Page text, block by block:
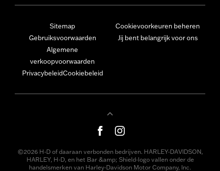
Sitemap
Gebruiksvoorwaarden
Algemene
verkoopvoorwaarden
PrivacybeleidCookiebeleid
Cookievoorkeuren beheren
Jij bent belangrijk voor ons
©2026 H-D of daaraan verbonden bedrijven. HARLEY-DAVIDSON,
HARLEY, H-D, en het Bar &amp; Shield-logo vallen onder de
handelsmerken van Harley-Davidson Motor Company, Inc.